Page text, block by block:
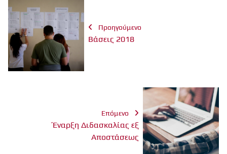
Προηγούμενο
Βάσεις 2018
Επόμενο
Έναρξη Διδασκαλίας εξ
Αποστάσεως